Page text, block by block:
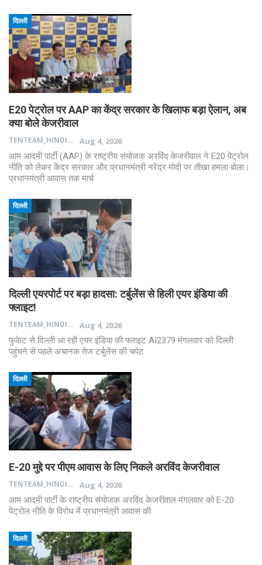
दिल्ली
E20 पेट्रोल पर AAP का केंद्र सरकार के खिलाफ बड़ा ऐलान, अब
क्या बोले केजरीवाल
TENTEAM_HINDI
Aug 4, 2026
आम आदमी पार्टी (AAP) के राष्ट्रीय संयोजक अरविंद केजरीवाल ने E20 पेट्रोल
नीति को लेकर केंद्र सरकार और प्रधानमंत्री नरेंद्र मोदी पर तीखा हमला बोला।
प्रधानमंत्री आवास तक मार्च
दिल्ली
दिल्ली एयरपोर्ट पर बड़ा हादसा: टर्बुलेंस से हिली एयर इंडिया की
फ्लाइट!
TENTEAM_HINDI
Aug 4, 2026
फुकेट से दिल्ली आ रही एयर इंडिया की फ्लाइट AI2379 मंगलवार को दिल्ली
पहुंचने से पहले अचानक तेज टर्बुलेंस की चपेट
दिल्ली
E-20 मुद्दे पर पीएम आवास के लिए निकले अरविंद केजरीवाल
TENTEAM_HINDI
Aug 4, 2026
आम आदमी पार्टी के राष्ट्रीय संयोजक अरविंद केजरीवाल मंगलवार को E-20
पेट्रोल नीति के विरोध में प्रधानमंत्री आवास की
दिल्ली